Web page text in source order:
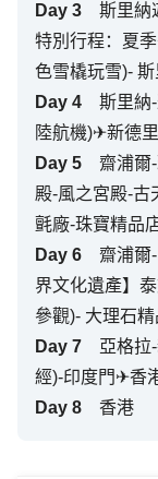
Day 3
斯里納
特別行程：夏
色雪橇玩雪)-
Day 4
斯里納
陸航機)✈新德
Day 5
齋浦爾
殿-風之宮殿-古
氈廠-珠寶精品
Day 6
齋浦爾
界文化遺產】
參觀)- 大理石
Day 7
亞格拉
經)-印度門✈香
Day 8 香港